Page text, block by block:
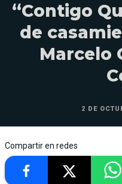
“Contigo
de
Marcelo
2 DE
Compartir en redes